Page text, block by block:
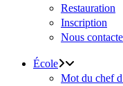
Restauration
Inscription
Nous
École
Mot du chef